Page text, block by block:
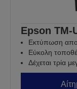
Epson TM-
Εκτύπωση
Εύκολη
Δέχεται τρία